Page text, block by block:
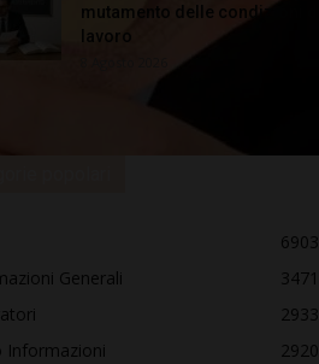
mutamento delle condizioni di
lavoro
6903
Generali
3471
2933
Informazioni
2920